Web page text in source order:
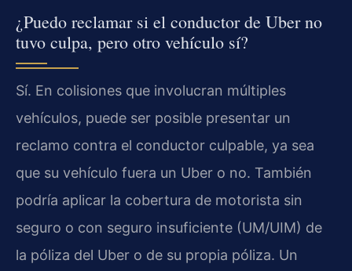
¿Puedo reclamar si el conductor de Uber no
tuvo culpa, pero otro vehículo sí?
Sí. En colisiones que involucran múltiples
vehículos, puede ser posible presentar un
reclamo contra el conductor culpable, ya sea
que su vehículo fuera un Uber o no. También
podría aplicar la cobertura de motorista sin
seguro o con seguro insuficiente (UM/UIM) de
la póliza del Uber o de su propia póliza. Un